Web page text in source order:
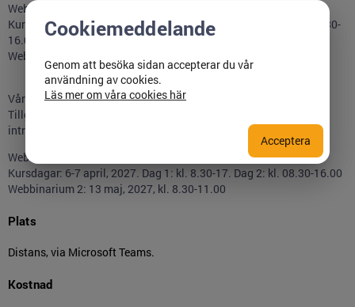
Webbinarium 1: 28 september, 2026, kl. 13.00-15.00
Kursdagar: 19-20 oktober, 2026. Dag 1: kl. 8.30-17. Dag 2: kl. 08.30-
16.00
Webbinarium 2: 26 november, 2026, kl. 8.30-11.00
Våren 2027
Tillgång till digitalt klassrum startar i samband med ett
introduktionswebbinarium den 26 februari, 2027, kl.11.30-12.00
Webbinarium 1: 12 mars, 2027, kl. 13.00-15.00
Kursdagar: 6-7 april, 2027. Dag 1: kl. 8.30-17. Dag 2: kl. 08.30-16.00
Webbinarium 2: 13 maj, 2027, kl. 8.30-11.00
Plats
Distans, via Microsoft Teams.
Kostnad
Cookiemeddelande
Genom att besöka sidan accepterar du vår
användning av cookies.
Läs mer om våra cookies här
Acceptera